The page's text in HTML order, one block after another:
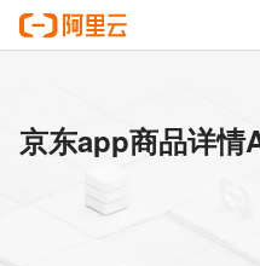
京东app商品详情